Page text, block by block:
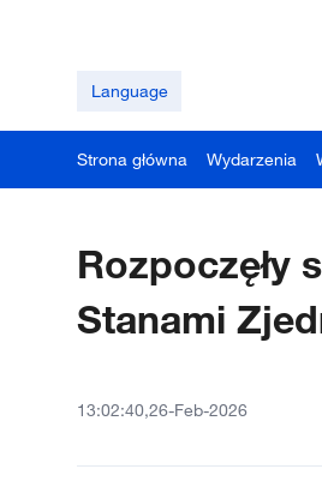
Language
Strona główna Wydarzenia
Rozpoczęły
Stanami
13:02:40,26-Feb-2026